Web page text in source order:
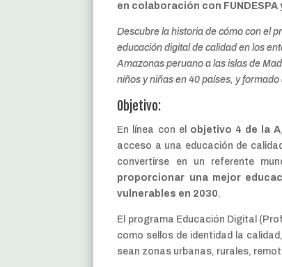
en colaboración con
Descubre la historia de cómo con el
educación digital de calidad en los
Amazonas peruano a las islas de
niños y niñas en 40 países, y
Objetivo:
En línea con el objetivo 4 de la
acceso a una educación de
convertirse en un referente
proporcionar una mejor
vulnerables en 2030.
El programa Educación Digital
como sellos de identidad la
sean zonas urbanas, rurales,